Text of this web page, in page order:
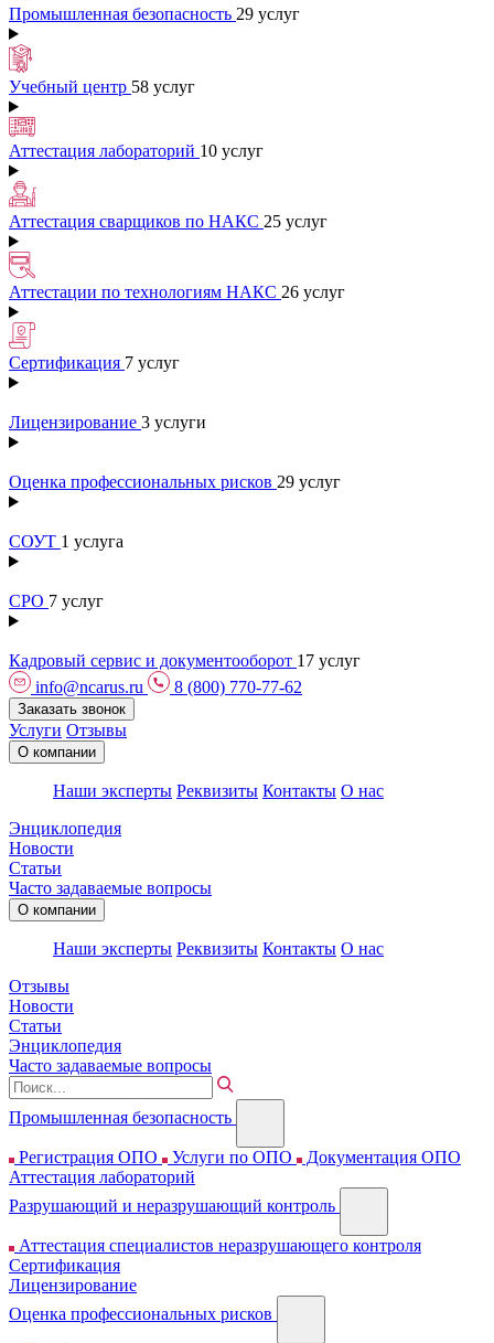
Промышленная безопасность 29 услуг
Учебный центр 58 услуг
Аттестация лабораторий 10 услуг
Аттестация сварщиков по НАКС 25 услуг
Аттестации по технологиям НАКС 26 услуг
Сертификация 7 услуг
Лицензирование 3 услуги
Оценка профессиональных рисков 29 услуг
СОУТ 1 услуга
СРО 7 услуг
Кадровый сервис и документооборот 17 услуг
info@ncarus.ru
8 (800) 770-77-62
Заказать звонок
Услуги Отзывы
О компании
Наши эксперты Реквизиты Контакты О нас
Энциклопедия
Новости
Статьи
Часто задаваемые вопросы
О компании
Наши эксперты Реквизиты Контакты О нас
Отзывы
Новости
Статьи
Энциклопедия
Часто задаваемые вопросы
Промышленная безопасность
Регистрация ОПО Услуги по ОПО
Документация ОПО
Аттестация лабораторий
Разрушающий и неразрушающий контроль
Аттестация специалистов неразрушающего контроля
Сертификация
Лицензирование
Оценка профессиональных рисков